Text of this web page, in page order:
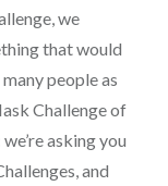
we
that would
people as
Challenge of
asking you
and